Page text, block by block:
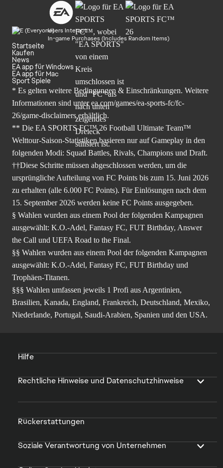
Users Interact
In-game Purchases (Includes Random Items)
Startseite
Kaufen
News
EA app für Windows
EA app für Mac
Sport Spiele
* Es gelten weitere Bedingungen & Einschränkungen. Weitere
Informationen sind unterea.com/games/ea-sports-fc/fc-
26/game-disclaimers erhältlich.
** Die EA SPORTS FC™ 26 Football Ultimate Team™
Welttour-Saison-Statistiken basieren nur auf Gameplay in den
folgenden Modi: Squad Battles, Rivals, Champions und Draft.
††Diese Schritte müssen abgeschlossen werden, um die
ursprüngliche Aufteilung von FC Points bis zum 15. Juni 2026
zu erhalten (alle 6.000 FC Points). Für Einlösungen nach dem
15. September 2026 werden keine FC Points ausgegeben.
§ Wahlen wurden aus einem Pool der folgenden Kampagnen
ausgewählt: K.O.-Adel, Fantasy FC, FUT Birthday, Answer
the Call und UEFA Road to the Final.
§§ Wahlen wurden aus einem Pool der folgenden Kampagnen
ausgewählt: K.O.-Adel, Fantasy FC, FUT Birthday und
Trophäen-Titanen.
§§§ Wahlen umfassen jeweils 1 Profi aus Argentinien,
Brasilien, Kanada, England, Frankreich, Deutschland, Mexiko,
Niederlande, Portugal, Saudi-Arabien, Spanien und den USA.
Hilfe
Rechtliche Hinweise und Datenschutzhinweise
Rückerstattungen
Soziale Verantwortung von Unternehmen